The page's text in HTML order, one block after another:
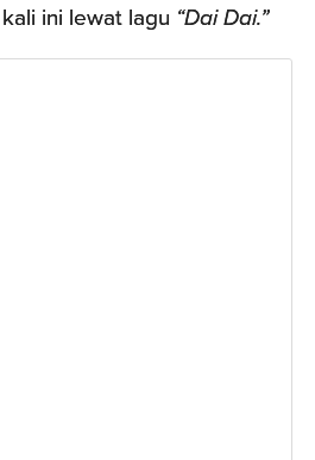
ini lewat lagu “Dai Dai.”